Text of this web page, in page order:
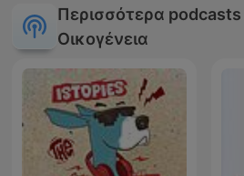
Περισσότερα podcasts
Οικογένεια